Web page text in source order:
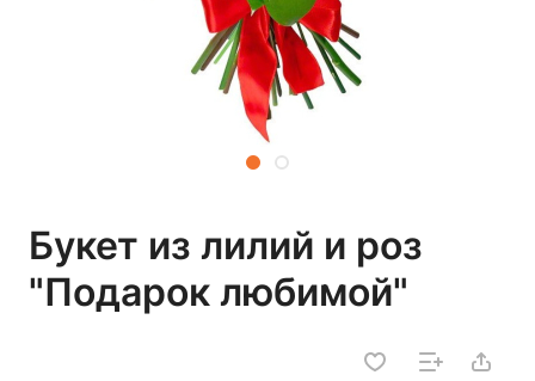
Букет из лилий и роз
"Подарок любимой"